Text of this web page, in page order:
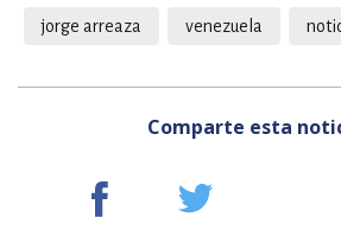
jorge arreaza venezuela
Comparte esta